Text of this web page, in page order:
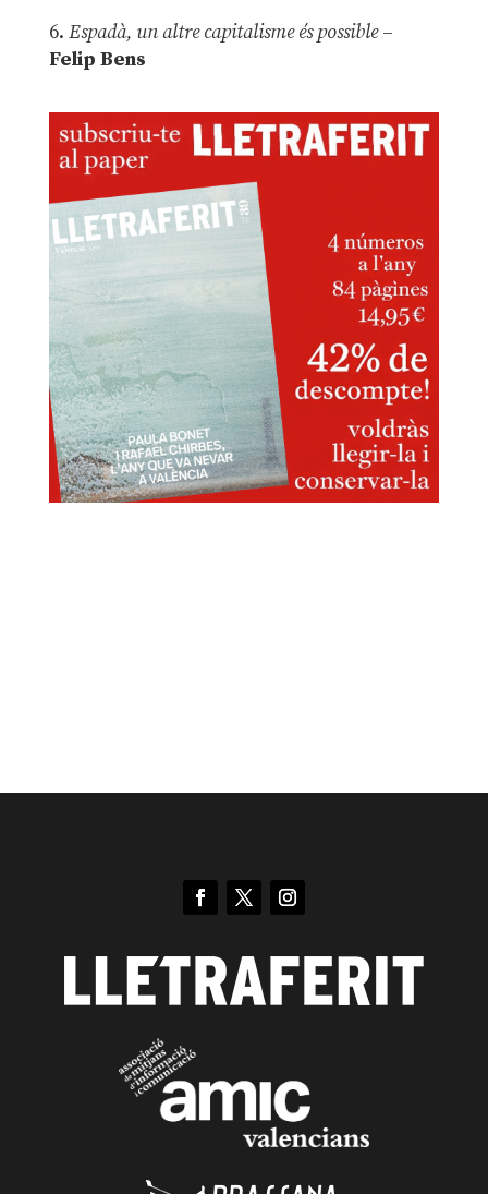
6. Espadà, un altre capitalisme és possible –
Felip Bens